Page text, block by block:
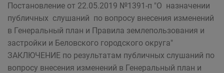
Постановление от 22.05.2019 №1391-п "О назначении
публичных слушаний по вопросу внесения изменений
в Генеральный план и Правила землепользования и
застройки и Беловского городского округа"
ЗАКЛЮЧЕНИЕ по результатам публичных слушаний по
вопросу внесения изменений в Генеральный план и